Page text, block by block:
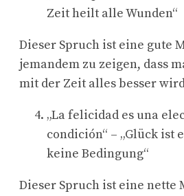
Zeit heilt alle Wunden“
Dieser Spruch ist eine gute
jemandem zu zeigen, dass
mit der Zeit alles besser
„La felicidad es una
condición“ – „Glück ist
keine Bedingung“
Dieser Spruch ist eine nette